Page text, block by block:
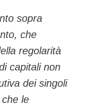
sopra
che
regolarità
capitali non
dei singoli
le